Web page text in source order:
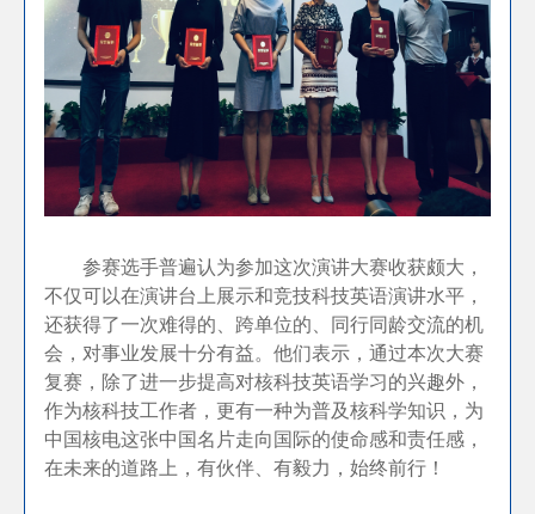
参赛选手普遍认为参加这次演讲大赛收获颇大，
不仅可以在演讲台上展示和竞技科技英语演讲水平，
还获得了一次难得的、跨单位的、同行同龄交流的机
会，对事业发展十分有益。他们表示，通过本次大赛
复赛，除了进一步提高对核科技英语学习的兴趣外，
作为核科技工作者，更有一种为普及核科学知识，为
中国核电这张中国名片走向国际的使命感和责任感，
在未来的道路上，有伙伴、有毅力，始终前行！